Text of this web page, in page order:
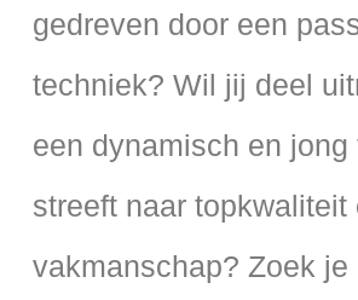
gedreven door een
techniek? Wil jij deel
een dynamisch en jong
streeft naar topkwaliteit
vakmanschap? Zoek je